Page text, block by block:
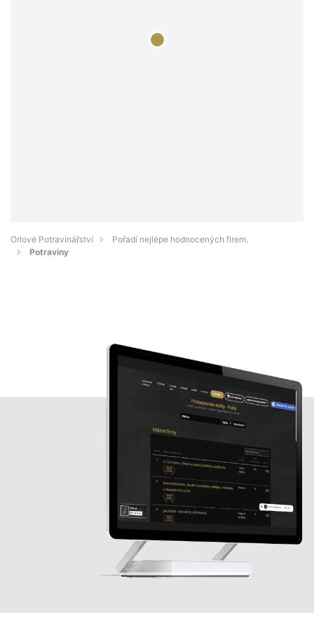
Orlové Potravinářství
Pořadí nejlépe hodnocených firem.
Potraviny